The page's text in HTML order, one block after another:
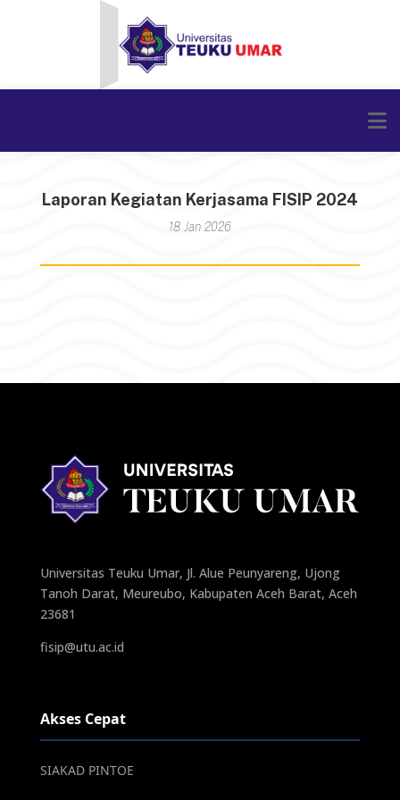
Laporan Kegiatan Kerjasama FISIP 2024
18 Jan 2026
Universitas Teuku Umar, Jl. Alue Peunyareng, Ujong
Tanoh Darat, Meureubo, Kabupaten Aceh Barat, Aceh
23681
fisip@utu.ac.id
Akses Cepat
SIAKAD PINTOE